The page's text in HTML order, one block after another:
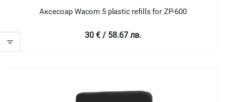
Аксесоар Wacom 5 plastic refills for ZP-600
30 € / 58.67 лв.